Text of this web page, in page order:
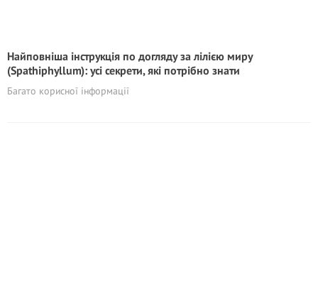
Найповніша інструкція по догляду за лілією миру
(Spathiphyllum): усі секрети, які потрібно знати
Багато корисної інформації